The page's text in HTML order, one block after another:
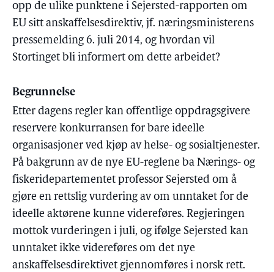
opp de ulike punktene i Sejersted-rapporten om
EU sitt anskaffelsesdirektiv, jf. næringsministerens
pressemelding 6. juli 2014, og hvordan vil
Stortinget bli informert om dette arbeidet?
Begrunnelse
Etter dagens regler kan offentlige oppdragsgivere
reservere konkurransen for bare ideelle
organisasjoner ved kjøp av helse- og sosialtjenester.
På bakgrunn av de nye EU-reglene ba Nærings- og
fiskeridepartementet professor Sejersted om å
gjøre en rettslig vurdering av om unntaket for de
ideelle aktørene kunne videreføres. Regjeringen
mottok vurderingen i juli, og ifølge Sejersted kan
unntaket ikke videreføres om det nye
anskaffelsesdirektivet gjennomføres i norsk rett.